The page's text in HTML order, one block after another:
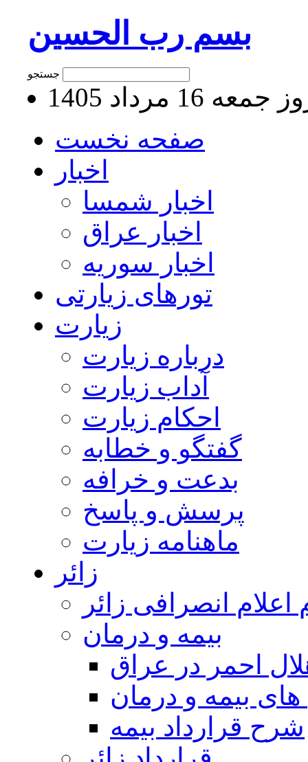
بسم رب الحسین
16 مرداد 1405
صفحه نخست
اخبار
اخبار شمسا
اخبار عراق
اخبار سوریه
تورهای زیارتی
زیارت
درباره زیارت
آداب زیارت
احکام زیارت
گفتگو و خطابه
بدعت و خرافه
پرسش و پاسخ
ماهنامه زیارت
زائر
اعلام انصرافی زائر
بيمه و درمان
احمر در عراق
بیمه و درمان
شرح قرارداد بیمه